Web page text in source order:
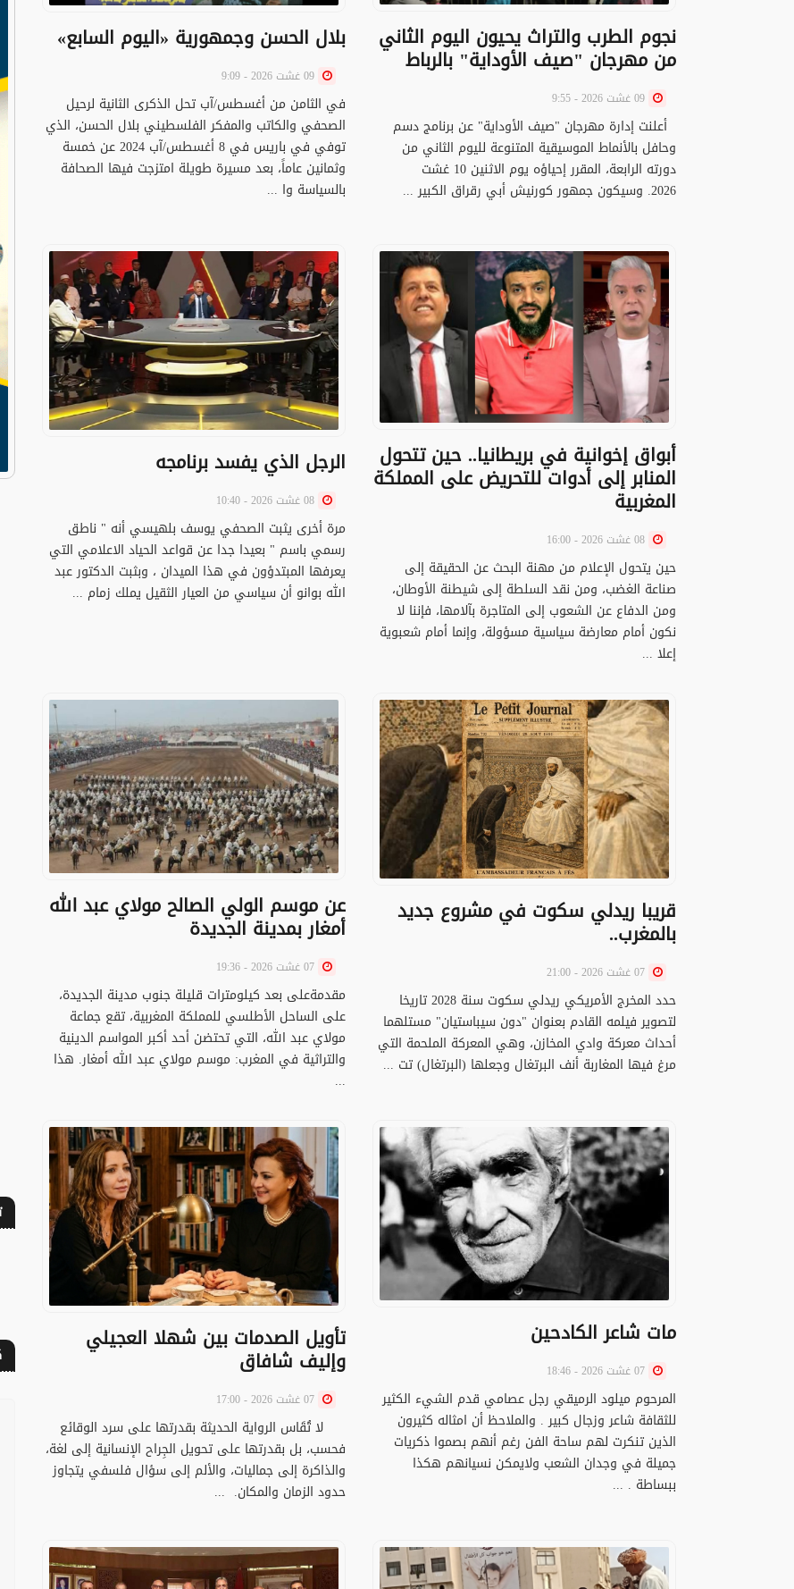
نجوم الطرب والتراث يحيون اليوم الثاني
من مهرجان "صيف الأوداية" بالرباط
أعلنت إدارة مهرجان "صيف الأوداية" عن برنامج دسم
وحافل بالأنماط الموسيقية المتنوعة لليوم الثاني من
دورته الرابعة، المقرر إحياؤه يوم الاثنين 10 غشت
2026. وسيكون جمهور كورنيش أبي رقراق الكبير ...
بلال الحسن وجمهورية «اليوم السابع»
في الثامن من أغسطس/آب تحل الذكرى الثانية لرحيل
الصحفي والكاتب والمفكر الفلسطيني بلال الحسن، الذي
توفي في باريس في 8 أغسطس/آب 2024 عن خمسة
وثمانين عاماً، بعد مسيرة طويلة امتزجت فيها الصحافة
بالسياسة وا ...
أبواق إخوانية في بريطانيا.. حين تتحول
المنابر إلى أدوات للتحريض على المملكة
المغربية
حين يتحول الإعلام من مهنة البحث عن الحقيقة إلى
صناعة الغضب، ومن نقد السلطة إلى شيطنة الأوطان،
ومن الدفاع عن الشعوب إلى المتاجرة بآلامها، فإننا لا
نكون أمام معارضة سياسية مسؤولة، وإنما أمام شعبوية
إعلا ...
الرجل الذي يفسد برنامجه
مرة أخرى يثبت الصحفي يوسف بلهيسي أنه " ناطق
رسمي باسم " بعيدا جدا عن قواعد الحياد الاعلامي التي
يعرفها المبتدؤون في هذا الميدان ، وبثبت الدكتور عبد
الله بوانو أن سياسي من العيار الثقيل يملك زمام ...
قريبا ريدلي سكوت في مشروع جديد
بالمغرب..
حدد المخرج الأمريكي ريدلي سكوت سنة 2028 تاريخا
لتصوير فيلمه القادم بعنوان "دون سيباستيان" مستلهما
أحداث معركة وادي المخازن، وهي المعركة الملحمة التي
مرغ فيها المغاربة أنف البرتغال وجعلها (البرتغال) تت ...
عن موسم الولي الصالح مولاي عبد الله
أمغار بمدينة الجديدة
مقدمةعلى بعد كيلومترات قليلة جنوب مدينة الجديدة،
على الساحل الأطلسي للمملكة المغربية، تقع جماعة
مولاي عبد الله، التي تحتضن أحد أكبر المواسم الدينية
والتراثية في المغرب: موسم مولاي عبد الله أمغار. هذا
...
مات شاعر الكادحين
المرحوم ميلود الرميقي رجل عصامي قدم الشيء الكثير
للثقافة شاعر وزجال كبير . والملاحظ أن امثاله كثيرون
الذين تنكرت لهم ساحة الفن رغم أنهم بصموا ذكريات
جميلة في وجدان الشعب ولايمكن نسيانهم هكذا
ببساطة . ...
تأويل الصدمات بين شهلا العجيلي
وإليف شافاق
لا تُقَاس الرواية الحديثة بقدرتها على سرد الوقائع
فحسب، بل بقدرتها على تحويل الجِراح الإنسانية إلى لغة،
والذاكرة إلى جماليات، والألم إلى سؤال فلسفي يتجاوز
حدود الزمان والمكان. ...